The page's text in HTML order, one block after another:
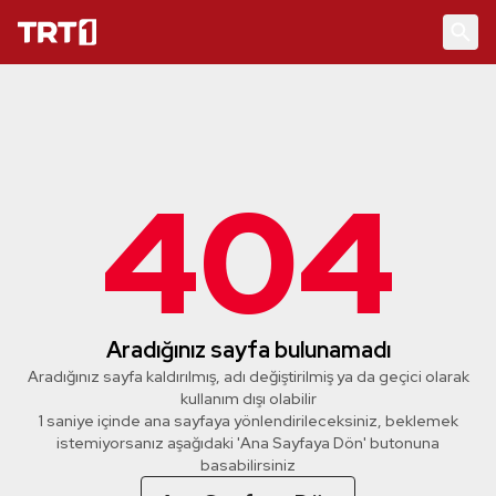
404
Aradığınız sayfa bulunamadı
Aradığınız sayfa kaldırılmış, adı değiştirilmiş ya da geçici olarak
kullanım dışı olabilir
1 saniye içinde ana sayfaya yönlendirileceksiniz, beklemek
istemiyorsanız aşağıdaki 'Ana Sayfaya Dön' butonuna
basabilirsiniz